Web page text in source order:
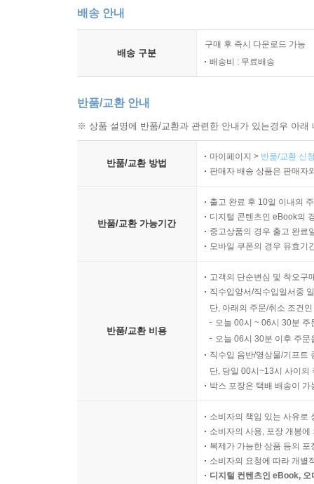
배송 안내
배송 구분
구매 후 즉시 다운로드 가능
배송비 : 무료배송
반품/교환 안내
※ 상품 설명에 반품/교환과 관련한 안내가 있는경우 아
반품/교환 방법
마이페이지 > 반품/교환 신
판매자 배송 상품은 판매자
반품/교환 가능기간
출고 완료 후 10일 이내의
디지털 콘텐츠인 eBook의
중고상품의 경우 출고 완료
모바일 쿠폰의 경우 유효기
반품/교환 비용
고객의 단순변심 및 착오구
직수입양서/직수입일서중
단, 아래의 주문/취소 조건
오늘 00시 ~ 06시 30분
오늘 06시 30분 이후 주
직수입 음반/영상물/기프트
단, 당일 00시~13시 사이의
박스 포장은 택배 배송이
소비자의 책임 있는 사유로
소비자의 사용, 포장 개봉
복제가 가능한 상품 등의
소비자의 요청에 따라 개별
디지털 컨텐츠인 eBook,